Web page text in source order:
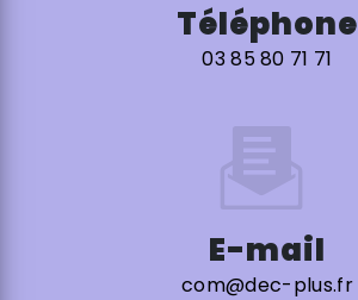
Téléphone
03 85 80 71 71
E-mail
com@dec-plus.fr